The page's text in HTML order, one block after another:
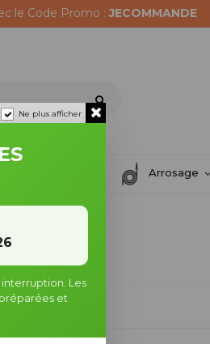
le Code Promo :JECOMMANDE
& bidons Arrosage
Ne plus afficher
Les
et